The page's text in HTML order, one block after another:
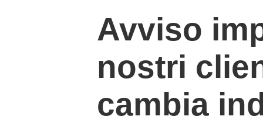
Avviso
nostri
cambia